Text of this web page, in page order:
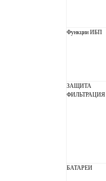
Функции ИБП
ФИЛЬТРАЦИЯ
БАТАРЕИ